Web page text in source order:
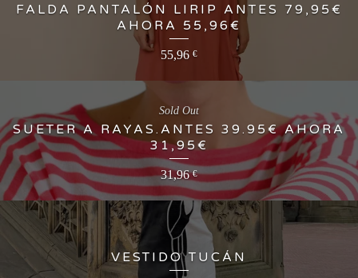
FALDA PANTALÓN LIRIP ANTES 79,95€
AHORA 55,96€
55,96 €
SUETER A RAYAS.ANTES 39.95€ AHORA
31,95€
31,96€
Sold Out
VESTIDO TUCÁN